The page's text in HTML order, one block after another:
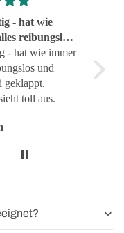
- hat wie
reibungslos
geklappt
- hat wie immer
und
geklappt.
toll aus.